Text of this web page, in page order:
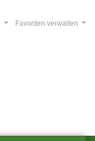
Favoriten verwalten